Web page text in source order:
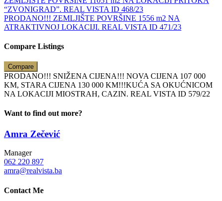
“ZVONIGRAD”. REAL VISTA ID 468/23
PRODANO!!! ZEMLJIŠTE POVRŠINE 1556 m2 NA
ATRAKTIVNOJ LOKACIJI. REAL VISTA ID 471/23
Compare Listings
Compare
PRODANO!!! SNIŽENA CIJENA!!! NOVA CIJENA 107 000
KM, STARA CIJENA 130 000 KM!!!KUĆA SA OKUĆNICOM
NA LOKACIJI MIOSTRAH, CAZIN. REAL VISTA ID 579/22
Want to find out more?
Amra Zečević
Manager
062 220 897
amra@realvista.ba
Contact Me